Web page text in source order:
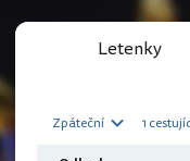
Letenky
Zpáteční 1